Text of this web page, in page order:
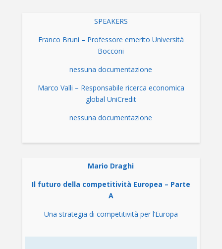
SPEAKERS
Franco Bruni – Professore emerito Università
Bocconi
nessuna documentazione
Marco Valli – Responsabile ricerca economica
global UniCredit
nessuna documentazione
Mario Draghi
Il futuro della competitività Europea – Parte
A
Una strategia di competitività per l’Europa